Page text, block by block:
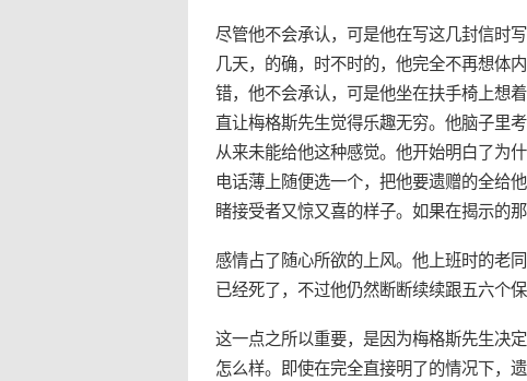
尽管他不会承认，可是他在写这几封信时
几天，的确，时不时的，他完全不再想体
错，他不会承认，可是他坐在扶手椅上想
直让梅格斯先生觉得乐趣无穷。他脑子里
从来未能给他这种感觉。他开始明白了为
电话薄上随便选一个，把他要遗赠的全给
睹接受者又惊又喜的样子。如果在揭示的
感情占了随心所欲的上风。他上班时的老
已经死了，不过他仍然断断续续跟五六个
这一点之所以重要，是因为梅格斯先生决
怎么样。即使在完全直接明了的情况下，